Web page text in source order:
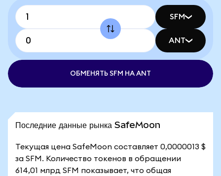
SFM
ANT
ОБМЕНЯТЬ SFM НА ANT
Последние данные рынка SafeMoon
Текущая цена SafeMoon составляет 0,0000013 $
за SFM. Количество токенов в обращении
614,01 млрд SFM показывает, что общая